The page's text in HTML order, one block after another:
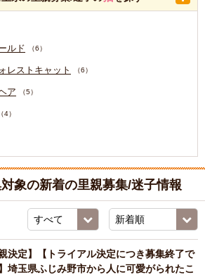
ルド （6）
レストキャット （6）
ア （5）
（4）
象の新着の里親募集/迷子情報
親決定】【トライアル決定につき募集終了で
埼玉県ふじみ野市から人に可愛がられたこ